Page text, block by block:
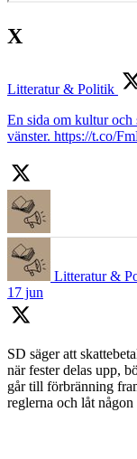
X
Litteratur & Politik
En sida om kultur och
vänster. https://t.co/
Litteratur &
17 jun
SD säger att
när fester delas upp,
går till förbränning
reglerna och låt